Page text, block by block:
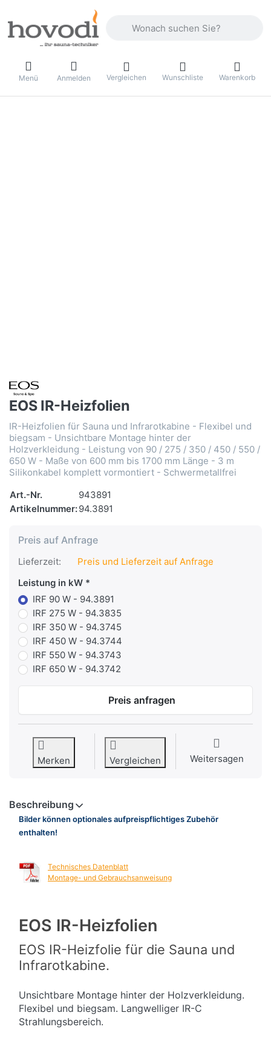
Menü Anmelden Vergleichen Wunschliste Warenkorb
EOS IR-Heizfolien
IR-Heizfolien für Sauna und Infrarotkabine - Flexibel und
biegsam - Unsichtbare Montage hinter der
Holzverkleidung - Leistung von 90 / 275 / 350 / 450 / 550 /
650 W - Maße von 600 mm bis 1700 mm Länge - 3 m
Silikonkabel komplett vormontiert - Schwermetallfrei
Art.-Nr.
943891
Artikelnummer:94.3891
Preis auf Anfrage
Lieferzeit:
Preis und Lieferzeit auf Anfrage
Leistung in kW
IRF 90 W - 94.3891
IRF 275 W - 94.3835
IRF 350 W - 94.3745
IRF 450 W - 94.3744
IRF 550 W - 94.3743
IRF 650 W - 94.3742
Preis anfragen
Merken Vergleichen Weitersagen
Beschreibung
Bilder können optionales aufpreispflichtiges Zubehör
enthalten!
Technisches Datenblatt
Montage- und Gebrauchsanweisung
EOS IR-Heizfolien
EOS IR-Heizfolie für die Sauna und
Infrarotkabine.
Unsichtbare Montage hinter der Holzverkleidung.
Flexibel und biegsam. Langwelliger IR-C
Strahlungsbereich.